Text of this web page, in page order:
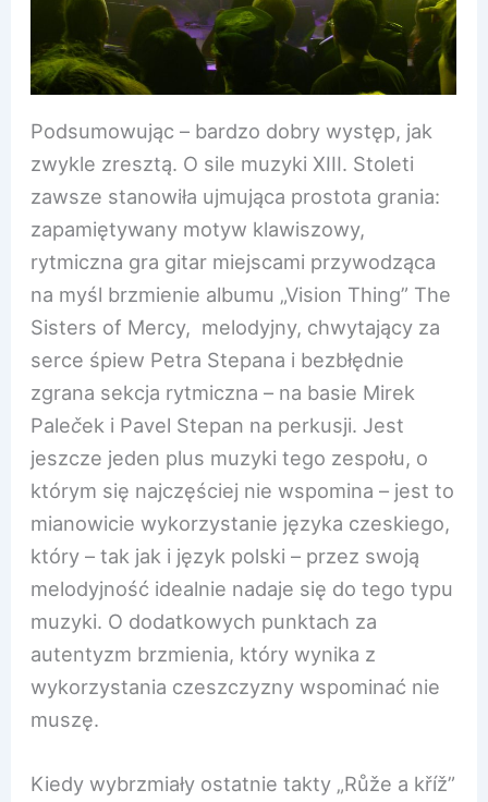
Podsumowując – bardzo dobry występ, jak
zwykle zresztą. O sile muzyki XIII. Stoleti
zawsze stanowiła ujmująca prostota grania:
zapamiętywany motyw klawiszowy,
rytmiczna gra gitar miejscami przywodząca
na myśl brzmienie albumu „Vision Thing” The
Sisters of Mercy, melodyjny, chwytający za
serce śpiew Petra Stepana i bezbłędnie
zgrana sekcja rytmiczna – na basie Mirek
Paleček i Pavel Stepan na perkusji. Jest
jeszcze jeden plus muzyki tego zespołu, o
którym się najczęściej nie wspomina – jest to
mianowicie wykorzystanie języka czeskiego,
który – tak jak i język polski – przez swoją
melodyjność idealnie nadaje się do tego typu
muzyki. O dodatkowych punktach za
autentyzm brzmienia, który wynika z
wykorzystania czeszczyzny wspominać nie
muszę.
Kiedy wybrzmiały ostatnie takty „Růže a kříž”